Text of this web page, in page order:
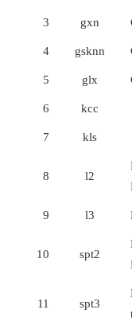
3 gxn
4 gsknn
5 glx
6 kcc
7 kls
8 l2
9 l3
10 spt2
11 spt3